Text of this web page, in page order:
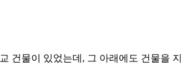
건물이 있었는데, 그 아래에도 건물을